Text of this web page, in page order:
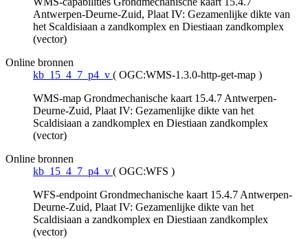
Antwerpen-Deurne-Zuid, Plaat IV: Gezamenlijke dikte van
het Scaldisiaan a zandkomplex en Diestiaan zandkomplex
(vector)
Online bronnen
kb_15_4_7_p4_v ( OGC:WMS-1.3.0-http-get-map )
WMS-map Grondmechanische kaart 15.4.7 Antwerpen-
Deurne-Zuid, Plaat IV: Gezamenlijke dikte van het
Scaldisiaan a zandkomplex en Diestiaan zandkomplex
(vector)
Online bronnen
kb_15_4_7_p4_v ( OGC:WFS )
WFS-endpoint Grondmechanische kaart 15.4.7 Antwerpen-
Deurne-Zuid, Plaat IV: Gezamenlijke dikte van het
Scaldisiaan a zandkomplex en Diestiaan zandkomplex
(vector)